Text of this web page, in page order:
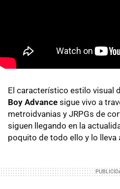
El característico estilo visual
Boy Advance sigue vivo a
metroidvanias y JRPGs de
siguen llegando en la
poquito de todo ello y lo lleva